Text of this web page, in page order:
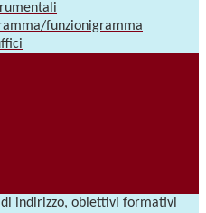
funzionigramma
indirizzo, obiettivi formativi